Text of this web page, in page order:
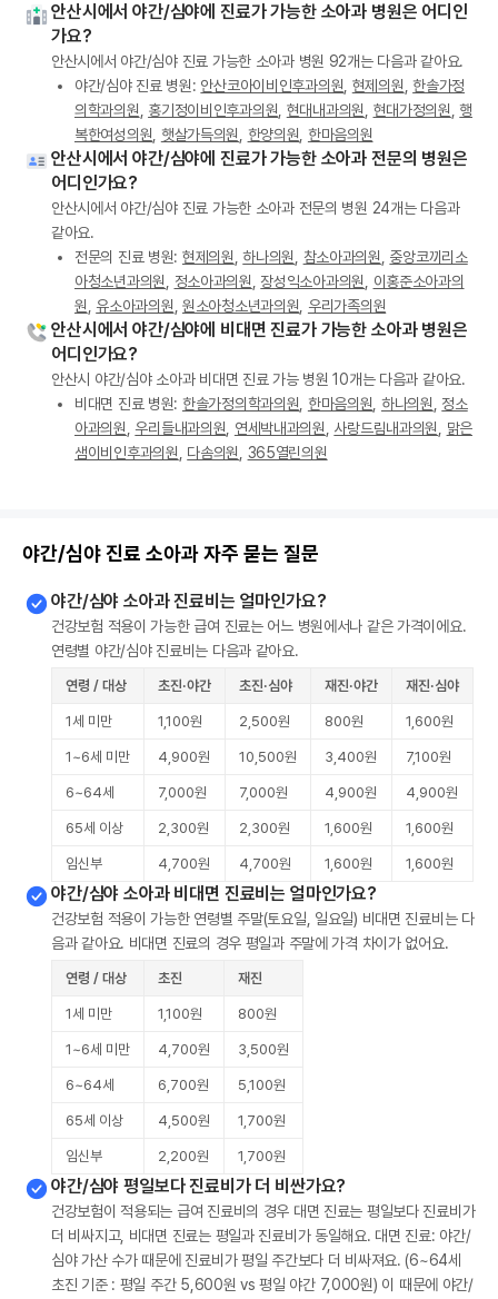
안산시에서 야간/심야에 진료가 가능한 소아과 병원은 어디인
가요?
안산시에서 야간/심야 진료 가능한 소아과 병원 92개는 다음과 같아요.
야간/심야 진료 병원: 안산코아이비인후과의원 현제의원
한솔가정
의학과의원
홍기정이비인후과의원 현대내과의원 현대가정의원 ,행
복한여성의원
햇살가득의원 한양의원 한마음의원
안산시에서 야간/심야에 진료가 가능한 소아과 전문의 병원은
어디인가요?
안산시에서 야간/심야 진료 가능한 소아과 전문의 병원 24개는 다음과
같아요.
전문의 진료 병원: 현제의원 ,하나의원 참소아과의원
중앙코끼리소
아청소년과의원
정소아과의원 장성익소아과의원
이홍준소아과의
원
유소아과의원 원소아청소년과의원 우리가족의원
안산시에서 야간/심야에 비대면 진료가 가능한 소아과 병원은
어디인가요?
안산시 야간/심야 소아과 비대면 진료 가능 병원 10개는 다음과 같아요.
비대면 진료 병원: 한솔가정의학과의원 한마음의원 하나의원
정소
아과의원
우리들내과의원 연세박내과의원 사랑드림내과의원
맑은
샘이비인후과의원
다솜의원 365열린의원
야간/심야 진료 소아과 자주 묻는 질문
야간/심야 소아과 진료비는 얼마인가요?
건강보험 적용이 가능한 급여 진료는 어느 병원에서나 같은 가격이에요.
연령별 야간/심야 진료비는 다음과 같아요.
연령 / 대상 초진·야간 초진·심야 재진·야간 재진·심야
1세 미만 1,100원 2,500원 800원 1,600원
1~6세 미만 4,900원 10,500원 3,400원 7,100원
6~64세 7,000원 7,000원 4,900원 4,900원
65세 이상 2,300원 2,300원 1,600원 1,600원
임신부 4,700원 4,700원 1,600원 1,600원
야간/심야 소아과 비대면 진료비는 얼마인가요?
건강보험 적용이 가능한 연령별 주말(토요일, 일요일) 비대면 진료비는 다
음과 같아요. 비대면 진료의 경우 평일과 주말에 가격 차이가 없어요.
연령 / 대상 초진 재진
1세 미만 1,100원 800원
1~6세 미만 4,700원 3,500원
6~64세 6,700원 5,100원
65세 이상 4,500원 1,700원
임신부 2,200원 1,700원
야간/심야 평일보다 진료비가 더 비싼가요?
건강보험이 적용되는 급여 진료비의 경우 대면 진료는 평일보다 진료비가
더 비싸지고, 비대면 진료는 평일과 진료비가 동일해요. 대면 진료: 야간/
심야 가산 수가 때문에 진료비가 평일 주간보다 더 비싸져요. (6~64세
초진 기준 : 평일 주간 5,600원 vs 평일 야간 7,000원) 이 때문에 야간/